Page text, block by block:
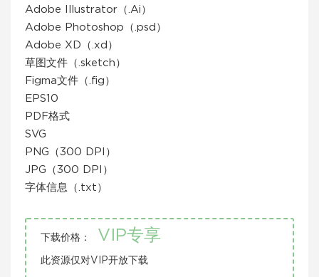
Adobe Illustrator（.Ai）
Adobe Photoshop（.psd）
Adobe XD（.xd）
草图文件（.sketch）
Figma文件（.fig）
EPS10
PDF格式
SVG
PNG（300 DPI）
JPG（300 DPI）
字体信息（.txt）
下载价格： VIP专享
此资源仅对VIP开放下载